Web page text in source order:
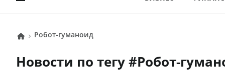
робот-гуманоид
Новости по тегу # робот-